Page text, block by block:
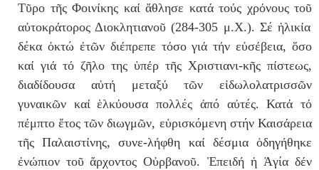
Τῦρο τῆς Φοινίκης καίἄθλησε κατάτούς χρόνους τοῦ
αὐτοκράτορος Διοκλητιανοῦ (284-305 μ.Χ.). Σέ ἡλικία
δέκα ὀκτώ ἐτῶν διέπρεπε τόσο γιά τήν εὐσέβεια, ὅσο
καί γιά τό ζῆλο της ὑπέρ τῆς Χριστιανι-κῆς πίστεως,
διαδίδουσα αὐτή μεταξύτῶν εἰδωλολατρισσῶν
γυναικῶν καί ἑλκύουσα πολλές ἀπό αὐτές. Κατά τό
πέμπτοἔτος τῶν διωγμῶν, εὑρισκόμενη στήν Καισάρεια
τῆς Παλαιστίνης, συνε-λήφθη καίδέσμια ὁδηγήθηκε
ἐνώπιον τοῦ ἄρχοντος Οὐρβανοῦ. Ἐπειδή ἡ Ἁγία δέν